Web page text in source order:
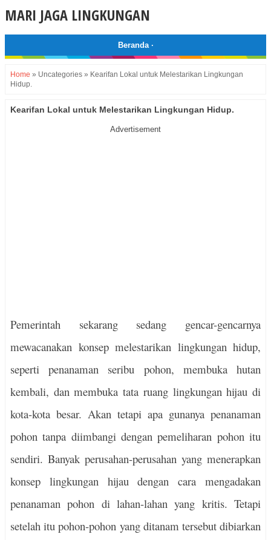
MARI JAGA LINGKUNGAN
Beranda·
Home » Uncategories » Kearifan Lokal untuk Melestarikan Lingkungan
Hidup.
Kearifan Lokal untuk Melestarikan Lingkungan Hidup.
Advertisement
Pemerintah sekarang sedang gencar-gencarnya
mewacanakan konsep melestarikan lingkungan hidup,
seperti penanaman seribu pohon, membuka hutan
kembali, dan membuka tata ruang lingkungan hijau di
kota-kota besar. Akan tetapi apa gunanya penanaman
pohon tanpa diimbangi dengan pemeliharan pohon itu
sendiri. Banyak perusahan-perusahan yang menerapkan
konsep lingkungan hijau dengan cara mengadakan
penanaman pohon di lahan-lahan yang kritis. Tetapi
setelah itu pohon-pohon yang ditanam tersebut dibiarkan